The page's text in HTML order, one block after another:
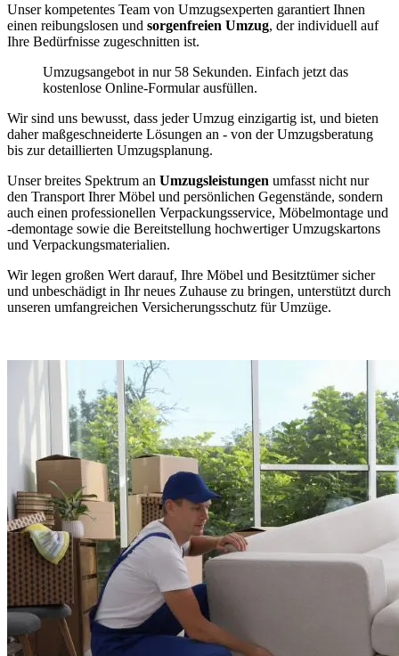
Unser kompetentes Team von Umzugsexperten garantiert Ihnen
einen reibungslosen und sorgenfreien Umzug, der individuell auf
Ihre Bedürfnisse zugeschnitten ist.
Umzugsangebot in nur 58 Sekunden. Einfach jetzt das
kostenlose Online-Formular ausfüllen.
Wir sind uns bewusst, dass jeder Umzug einzigartig ist, und bieten
daher maßgeschneiderte Lösungen an - von der Umzugsberatung
bis zur detaillierten Umzugsplanung.
Unser breites Spektrum an Umzugsleistungen umfasst nicht nur
den Transport Ihrer Möbel und persönlichen Gegenstände, sondern
auch einen professionellen Verpackungsservice, Möbelmontage und
-demontage sowie die Bereitstellung hochwertiger Umzugskartons
und Verpackungsmaterialien.
Wir legen großen Wert darauf, Ihre Möbel und Besitztümer sicher
und unbeschädigt in Ihr neues Zuhause zu bringen, unterstützt durch
unseren umfangreichen Versicherungsschutz für Umzüge.